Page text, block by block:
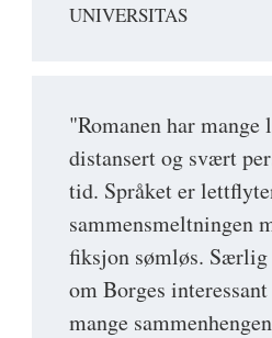
UNIVERSITAS
"Romanen har mange
distansert og svært
tid. Språket er
sammensmeltningen
fiksjon sømløs. Særlig
om Borges
mange